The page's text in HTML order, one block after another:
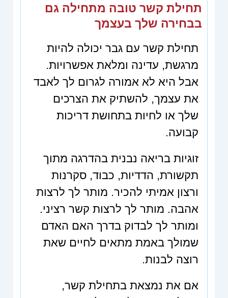
תחילת קשר טובה מתחילה גם
בבחירה שלך בעצמך
תחילת קשר עם גבר יכולה להיות
מרגשת, עדינה ומלאת אפשרויות.
אבל היא לא אמורה לגרום לך לאבד
את עצמך, להשתיק את הצרכים
שלך או לחיות בתחושת דריכות
קבועה.
זוגיות בריאה נבנית בהדרגה מתוך
תקשורת, הדדיות, כבוד, סקרנות
ורצון אמיתי להכיר. מותר לך לרצות
אהבה. מותר לך לרצות קשר רציני.
ומותר לך לבדוק בדרך האם האדם
שמולך באמת מתאים לחיים שאת
רוצה לבנות.
אם את נמצאת בתחילת קשר,